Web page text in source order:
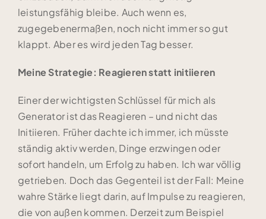
leistungsfähig bleibe. Auch wenn es,
zugegebenermaßen, noch nicht immer so gut
klappt. Aber es wird jeden Tag besser.
Meine Strategie: Reagieren statt initiieren
Einer der wichtigsten Schlüssel für mich als
Generator ist das Reagieren – und nicht das
Initiieren. Früher dachte ich immer, ich müsste
ständig aktiv werden, Dinge erzwingen oder
sofort handeln, um Erfolg zu haben. Ich war völlig
getrieben. Doch das Gegenteil ist der Fall: Meine
wahre Stärke liegt darin, auf Impulse zu reagieren,
die von außen kommen. Derzeit zum Beispiel